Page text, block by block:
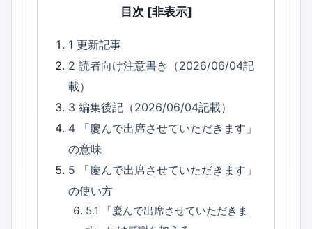
目次 [非表示]
1更新記事
2読者向け注意書き（2026/06/04記
載）
3編集後記（2026/06/04記載）
4
「慶んで出席させていただきます」
の意味
5
「慶んで出席させていただきます」
の使い方
5.1
「慶んで出席させていただきま